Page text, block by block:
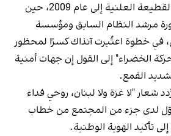
ويعود أحد أبرز مظاهر القطيعة العلنية إلى عام 2009، حين
مرشد النظام السابق ومؤسسة
في خطوة اعتُبرت آنذاك كسرًا لمحظور
الخضراء" إلى القول إن جهات أمنية
القمع.
شعار "لا غزة ولا لبنان، روحي فداء
لدى جزء من المجتمع من خطاب
تأكيد الهوية الوطنية.